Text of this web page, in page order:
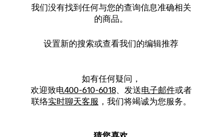
我们没有找到任何与您的查询信息准确相关
的商品。
设置新的搜索或查看我们的编辑推荐
如有任何疑问，
欢迎致电400-610-6018、发送电子邮件或者
联络实时聊天客服 ，我们将竭诚为您服务。